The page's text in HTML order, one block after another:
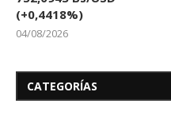
(+0,4418%)
04/08/2026
CATEGORÍAS